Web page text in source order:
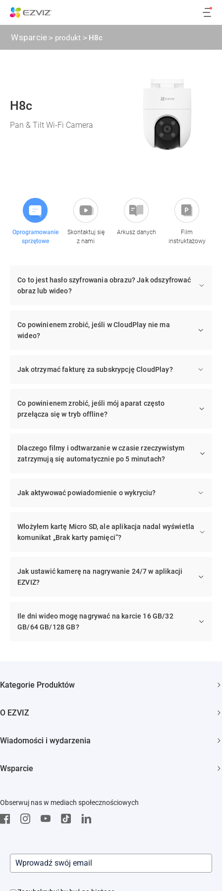
Wsparcie> produkt > H8c
H8c
Pan & Tilt Wi-Fi Camera
Oprogramowanie
sprzętowe
Skontaktuj się
z nami
Arkusz danych
Film
instruktażowy
Co to jest hasło szyfrowania obrazu? Jak odszyfrować
obraz lub wideo?
Co powinienem zrobić, jeśli w CloudPlay nie ma
wideo?
Jak otrzymać fakturę za subskrypcję CloudPlay?
Co powinienem zrobić, jeśli mój aparat często
przełącza się w tryb offline?
Dlaczego filmy i odtwarzanie w czasie rzeczywistym
zatrzymują się automatycznie po 5 minutach?
Jak aktywować powiadomienie o wykryciu?
Włożyłem kartę Micro SD, ale aplikacja nadal wyświetla
komunikat „Brak karty pamięci”?
Jak ustawić kamerę na nagrywanie 24/7 w aplikacji
EZVIZ?
Ile dni wideo mogę nagrywać na karcie 16 GB/32
GB/64 GB/128 GB?
Kategorie Produktów
O EZVIZ
Trust Center
EZVIZ CSR
Wiadomości i wydarzenia
Wsparcie
Pobierz
Obserwuj nas w mediach społecznościowych